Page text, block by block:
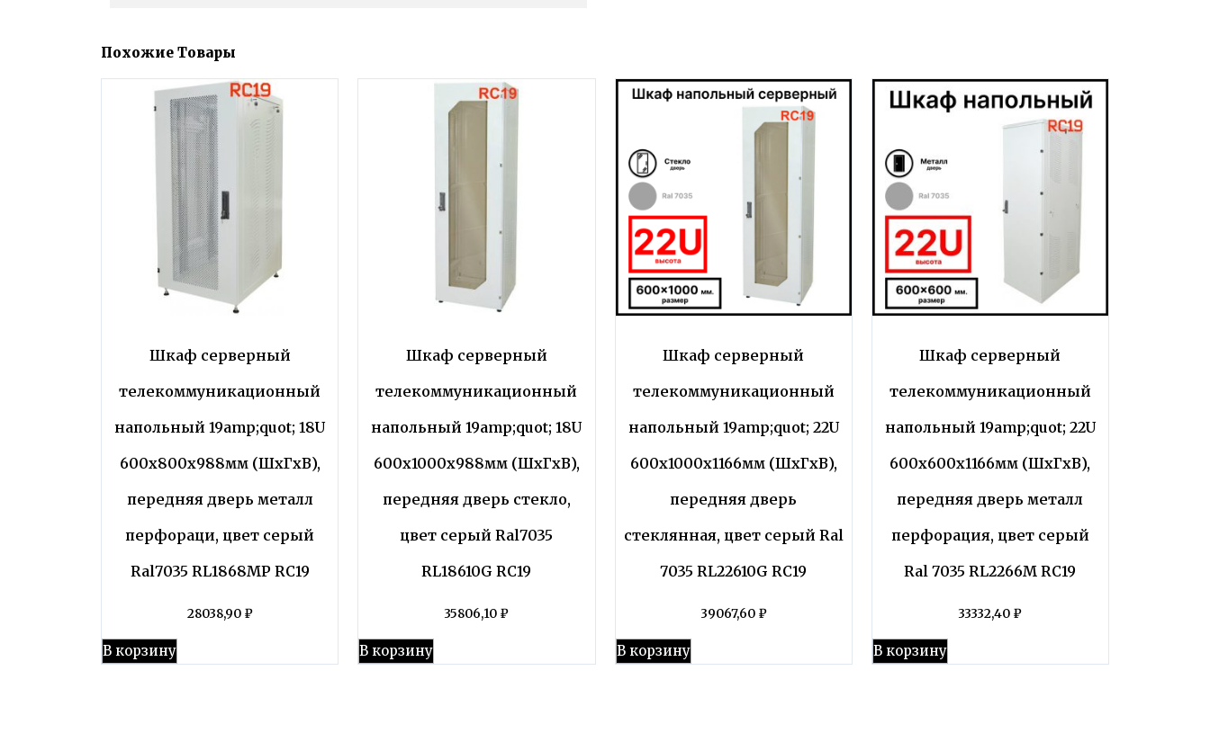
Похожие Товары
Шкаф серверный
телекоммуникационный
напольный 19amp;quot; 18U
600x800x988мм (ШхГхВ),
передняя дверь металл
перфораци, цвет серый
Ral7035 RL1868MP RC19
28038,90 ₽
В корзину
Шкаф серверный
телекоммуникационный
напольный 19amp;quot; 18U
600x1000x988мм (ШхГхВ),
передняя дверь стекло,
цвет серый Ral7035
RL18610G RC19
35806,10 ₽
В корзину
Шкаф серверный
телекоммуникационный
напольный 19amp;quot; 22U
600x1000x1166мм (ШхГхВ),
передняя дверь
стеклянная, цвет серый Ral
7035 RL22610G RC19
39067,60 ₽
В корзину
Шкаф серверный
телекоммуникационный
напольный 19amp;quot; 22U
600x600x1166мм (ШхГхВ),
передняя дверь металл
перфорация, цвет серый
Ral 7035 RL2266M RC19
33332,40 ₽
В корзину